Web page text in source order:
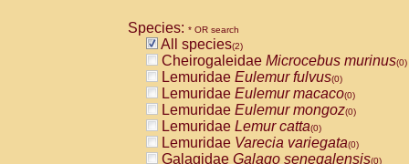
Atelidae Alouatta seniculus
AtelidaeAlouatta
AtelidaeAteles belzebuth(0)
AtelidaeAteles geoffroyi(0)
AtelidaeAteles paniscus(0)
AtelidaeAtelesspp. (0)
AtelidaeLagothrix lagothricha
AtelidaeLagothrix lagothricha cana
PitheciidaeCacajao calvus
Species: * OR search
All species(2)
Cheirogaleidae Microcebus murinus(0)
Lemuridae Eulemur fulvus(0)
Lemuridae Eulemur macaco(0)
Lemuridae Eulemur mongoz(0)
Lemuridae Lemur catta(0)
Lemuridae Varecia variegata(0)
Galagidae Galago senegalensis(0)